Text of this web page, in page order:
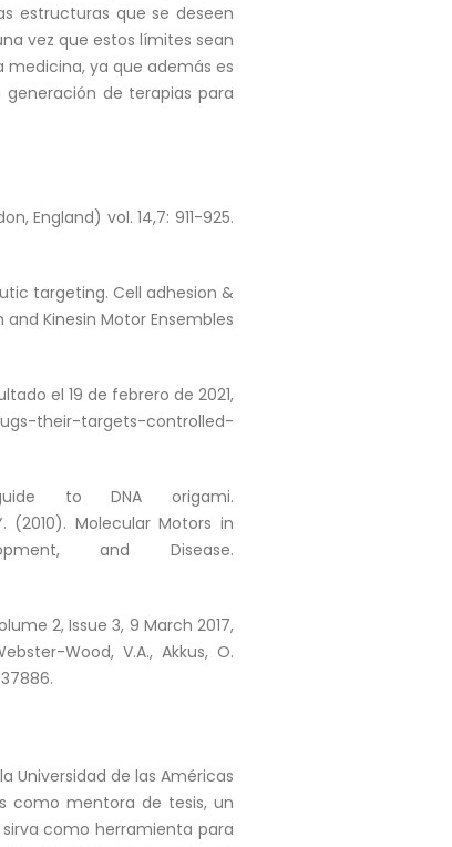
estructuras que se deseen
vez que estos límites sean
medicina, ya que además es
de terapias para
England) vol. 14,7: 911-925.
targeting. Cell adhesion &
and Kinesin Motor Ensembles
el 19 de febrero de 2021,
their-targets-controlled-
to DNA origami.
(2010). Molecular Motors in
and Disease.
2, Issue 3, 9 March 2017,
Wood, V.A., Akkus, O.
Universidad de las Américas
como mentora de tesis, un
como herramienta para